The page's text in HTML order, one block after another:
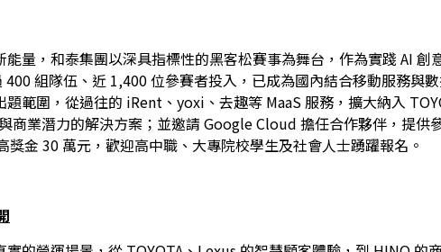
，和泰集團以深具指標性的黑客松賽事為舞台，作為實踐 AI 創
400 組隊伍、近 1,400 位參賽者投入，已成為國內結合移動服務與
範圍，從過往的 iRent、yoxi、去趣等 MaaS 服務，擴大納入
商業潛力的解決方案；並邀請 Google Cloud 擔任合作夥伴，提供
金 30 萬元，歡迎高中職、大專院校學生及社會人士踴躍報名。